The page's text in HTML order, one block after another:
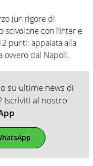
(un rigore di
scivolone con l’Inter e
punti: appaiata alla
ovvero dal Napoli.
su ultime news di
Iscriviti al nostro